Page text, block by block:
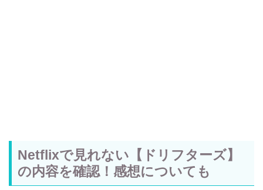
Netflixで見れない【ドリフターズ】
の内容を確認！感想についても